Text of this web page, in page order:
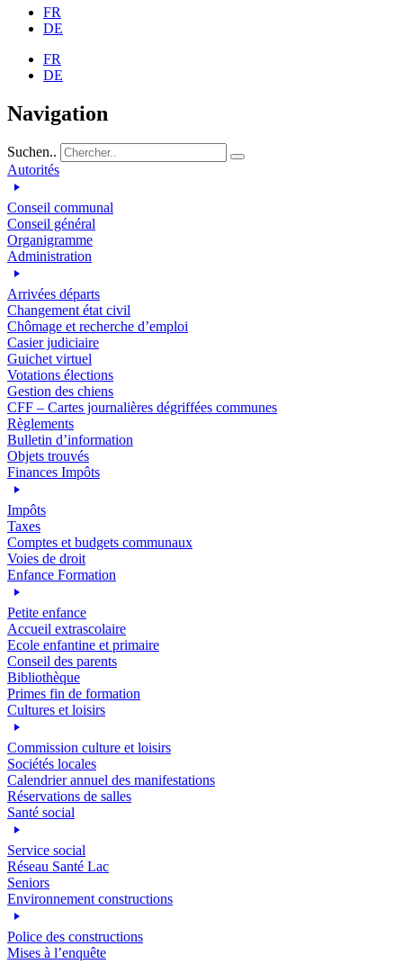
FR
DE
FR
DE
Navigation
Suchen..
Autorités
Conseil communal
Conseil général
Organigramme
Administration
Arrivées départs
Changement état civil
Chômage et recherche d’emploi
Casier judiciaire
Guichet virtuel
Votations élections
Gestion des chiens
CFF – Cartes journalières dégriffées communes
Règlements
Bulletin d’information
Objets trouvés
Finances Impôts
Impôts
Taxes
Comptes et budgets communaux
Voies de droit
Enfance Formation
Petite enfance
Accueil extrascolaire
Ecole enfantine et primaire
Conseil des parents
Bibliothèque
Primes fin de formation
Cultures et loisirs
Commission culture et loisirs
Sociétés locales
Calendrier annuel des manifestations
Réservations de salles
Santé social
Service social
Réseau Santé Lac
Seniors
Environnement constructions
Police des constructions
Mises à l’enquête